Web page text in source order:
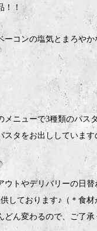
！！
ーコンの塩気とまろや
メニューで3種類のパス
スタをお出ししています
ウトやデリバリーの日
しております♪（＊食
どん変わるので、ご了承